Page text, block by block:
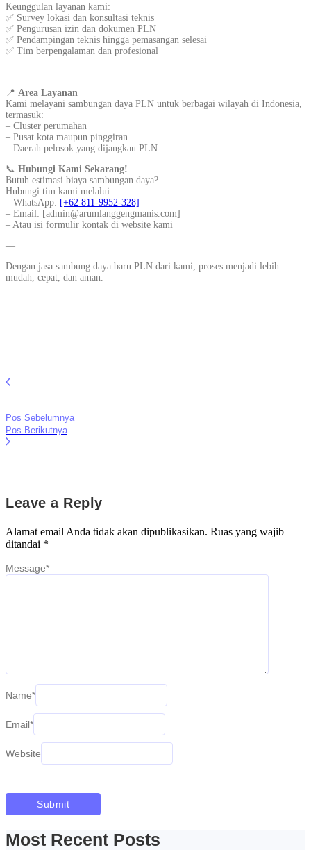
Keunggulan layanan kami:
✅ Survey lokasi dan konsultasi teknis
✅ Pengurusan izin dan dokumen PLN
✅ Pendampingan teknis hingga pemasangan selesai
✅ Tim berpengalaman dan profesional
📍 Area Layanan
Kami melayani sambungan daya PLN untuk berbagai wilayah di Indonesia,
termasuk:
– Cluster perumahan
– Pusat kota maupun pinggiran
– Daerah pelosok yang dijangkau PLN
📞 Hubungi Kami Sekarang!
Butuh estimasi biaya sambungan daya?
Hubungi tim kami melalui:
– WhatsApp: [+62 811-9952-328]
– Email: [admin@arumlanggengmanis.com]
– Atau isi formulir kontak di website kami
—
Dengan jasa sambung daya baru PLN dari kami, proses menjadi lebih
mudah, cepat, dan aman.
Pos Sebelumnya
Pos Berikutnya
Leave a Reply
Alamat email Anda tidak akan dipublikasikan. Ruas yang wajib
ditandai *
Message*
Name*
Email*
Website
Most Recent Posts